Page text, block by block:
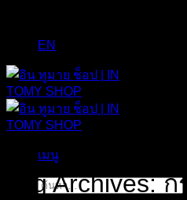
EN
เมนู
ค้นหา:
Tag Archives:ก